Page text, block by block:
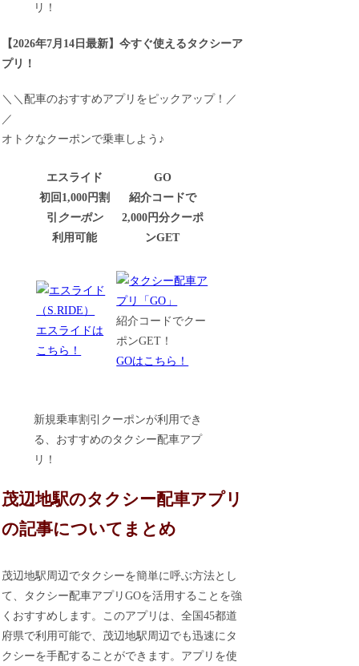
リ！
【2026年7月14日最新 】今すぐ使えるタクシーア
プリ！
＼＼配車のおすすめアプリをピックアップ！／
／
オトクなクーポンで乗車しよう♪
エスライド
初回1,000円割
引 クーポン
利用可能
GO
紹介コードで
2,000円分クーポ
ンGET
エスライドは
こちら！
紹介コードでクー
ポンGET！
GOはこちら！
新規乗車割引クーポンが利用でき
る、おすすめのタクシー配車アプ
リ！
茂辺地駅のタクシー配車アプリ
の記事についてまとめ
茂辺地駅周辺でタクシーを簡単に呼ぶ方法とし
て、タクシー配車アプリGOを活用することを強
くおすすめします。このアプリは、全国45都道
府県で利用可能で、茂辺地駅周辺でも迅速にタ
クシーを手配することができます。アプリを使